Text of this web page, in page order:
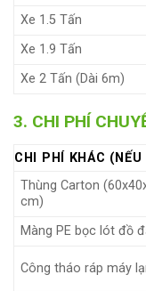
Xe 1.5 Tấn
Xe 1.9 Tấn
Xe 2 Tấn (Dài 6m)
3. CHI PHÍ
CHI PHÍ KHÁC (NẾU
Thùng Carton
cm)
Màng PE bọc lót đồ
Công tháo ráp máy